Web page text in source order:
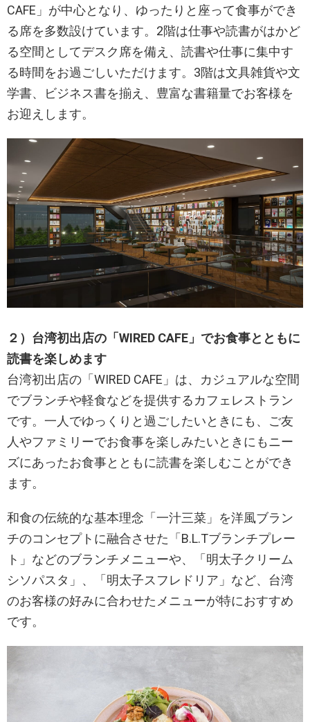
CAFE」が中心となり、ゆったりと座って食事ができ
る席を多数設けています。2階は仕事や読書がはかど
る空間としてデスク席を備え、読書や仕事に集中す
る時間をお過ごしいただけます。3階は文具雑貨や文
学書、ビジネス書を揃え、豊富な書籍量でお客様を
お迎えします。
２）台湾初出店の「WIRED CAFE」でお食事とともに
読書を楽しめます
台湾初出店の「WIRED CAFE」は、カジュアルな空間
でブランチや軽食などを提供するカフェレストラン
です。一人でゆっくりと過ごしたいときにも、ご友
人やファミリーでお食事を楽しみたいときにもニー
ズにあったお食事とともに読書を楽しむことができ
ます。
和食の伝統的な基本理念「一汁三菜」を洋風ブラン
チのコンセプトに融合させた「B.L.Tブランチプレー
ト」などのブランチメニューや、「明太子クリーム
シソパスタ」、「明太子スフレドリア」など、台湾
のお客様の好みに合わせたメニューが特におすすめ
です。